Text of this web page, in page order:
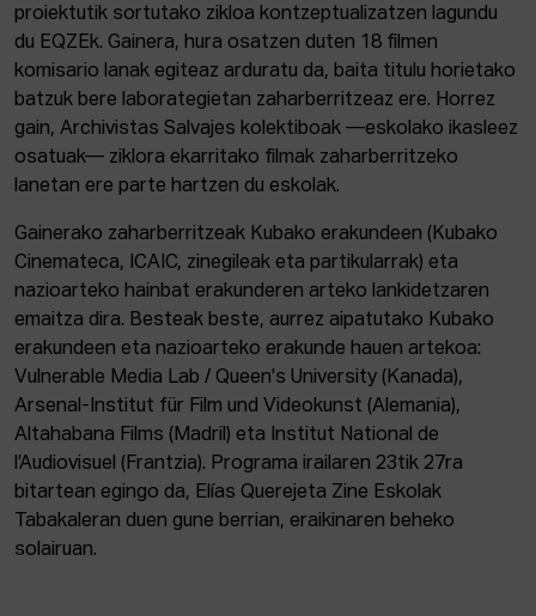
proiektutik sortutako zikloa kontzeptualizatzen lagundu
du EQZEk. Gainera, hura osatzen duten 18 filmen
komisario lanak egiteaz arduratu da, baita titulu horietako
batzuk bere laborategietan zaharberritzeaz ere. Horrez
gain, Archivistas Salvajes kolektiboak —eskolako ikasleez
osatuak— ziklora ekarritako filmak zaharberritzeko
lanetan ere parte hartzen du eskolak.
Gainerako zaharberritzeak Kubako erakundeen (Kubako
Cinemateca, ICAIC, zinegileak eta partikularrak) eta
nazioarteko hainbat erakunderen arteko lankidetzaren
emaitza dira. Besteak beste, aurrez aipatutako Kubako
erakundeen eta nazioarteko erakunde hauen artekoa:
Vulnerable Media Lab / Queen's University (Kanada),
Arsenal-Institut für Film und Videokunst (Alemania),
Altahabana Films (Madril) eta Institut National de
l’Audiovisuel (Frantzia). Programa irailaren 23tik 27ra
bitartean egingo da, Elías Querejeta Zine Eskolak
Tabakaleran duen gune berrian, eraikinaren beheko
solairuan.